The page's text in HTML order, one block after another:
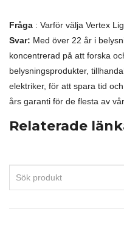
Fråga : Varför välja Vertex
Svar: Med över 22 år i
koncentrerad på att forska
belysningsprodukter,
elektriker, för att spara tid
års garanti för de flesta av
Relaterade